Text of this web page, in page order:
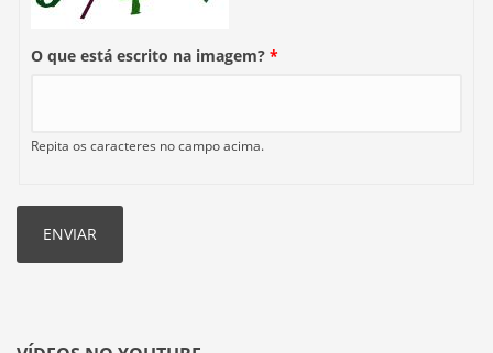
O que está escrito na imagem? *
Repita os caracteres no campo acima.